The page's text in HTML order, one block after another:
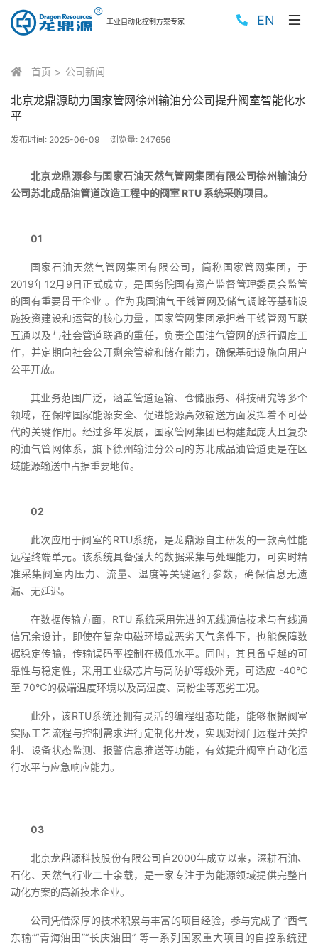
工业自动化控制方案专家 EN
首页 公司新闻
北京龙鼎源助力国家管网徐州输油分公司提升阀室智能化水
平
发布时间: 2025-06-09 浏览量: 247656
北京龙鼎源参与国家石油天然气管网集团有限公司徐州输油分
公司苏北成品油管道改造工程中的阀室 RTU 系统采购项目。
01
国家石油天然气管网集团有限公司，简称国家管网集团，于
2019年12月9日正式成立，是国务院国有资产监督管理委员会监管
的国有重要骨干企业 。作为我国油气干线管网及储气调峰等基础设
施投资建设和运营的核心力量，国家管网集团承担着干线管网互联
互通以及与社会管道联通的重任，负责全国油气管网的运行调度工
作，并定期向社会公开剩余管输和储存能力，确保基础设施向用户
公平开放。
其业务范围广泛，涵盖管道运输、仓储服务、科技研究等多个
领域，在保障国家能源安全、促进能源高效输送方面发挥着不可替
代的关键作用。经过多年发展，国家管网集团已构建起庞大且复杂
的油气管网体系，旗下徐州输油分公司的苏北成品油管道更是在区
域能源输送中占据重要地位。
02
此次应用于阀室的RTU系统，是龙鼎源自主研发的一款高性能
远程终端单元。该系统具备强大的数据采集与处理能力，可实时精
准采集阀室内压力、流量、温度等关键运行参数，确保信息无遗
漏、无延迟。
在数据传输方面，RTU 系统采用先进的无线通信技术与有线通
信冗余设计，即使在复杂电磁环境或恶劣天气条件下，也能保障数
据稳定传输，传输误码率控制在极低水平。同时，其具备卓越的可
靠性与稳定性，采用工业级芯片与高防护等级外壳，可适应 -40℃
至 70℃的极端温度环境以及高湿度、高粉尘等恶劣工况。
此外，该RTU系统还拥有灵活的编程组态功能，能够根据阀室
实际工艺流程与控制需求进行定制化开发，实现对阀门远程开关控
制、设备状态监测、报警信息推送等功能，有效提升阀室自动化运
行水平与应急响应能力。
03
北京龙鼎源科技股份有限公司自2000年成立以来，深耕石油、
石化、天然气行业二十余载，是一家专注于为能源领域提供完整自
动化方案的高新技术企业。
公司凭借深厚的技术积累与丰富的项目经验，参与完成了 “西气
东输”“青海油田”“长庆油田” 等一系列国家重大项目的自控系统建